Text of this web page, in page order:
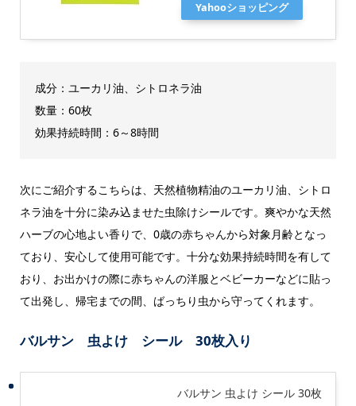
Yahooショッピング
成分：ユーカリ油、シトロネラ油
数量：60枚
効果持続時間：6～8時間
次にご紹介するこちらは、天然植物精油のユーカリ油、シトロ
ネラ油を十分に染み込ませた虫除けシールです。爽やかな天然
ハーブの心地よい香りで、0歳の赤ちゃんから対象月齢となっ
ており、安心して使用可能です。十分な効果持続時間を有して
おり、お出かけの際に赤ちゃんの洋服とベビーカーなどに貼っ
て出発し、帰宅までの間、ばっちり虫から守ってくれます。
バルサン 虫よけ シール 30枚入り
バルサン 虫よけ シール 30枚